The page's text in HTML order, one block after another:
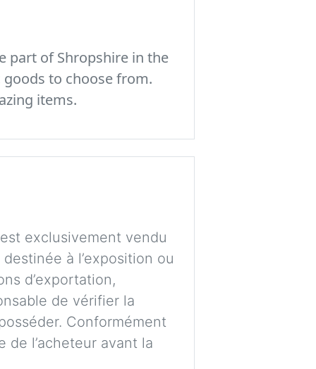
part of Shropshire in the
to choose from.
items.
exclusivement vendu
à l’exposition ou
d’exportation,
de vérifier la
Conformément
de l’acheteur avant la